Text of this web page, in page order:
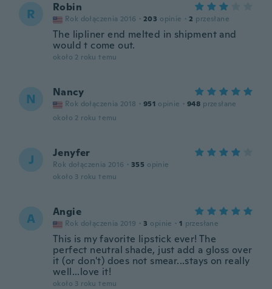
R Robin
Rok dołączenia 2016 · 203 opinie · 2 przesłane
The lipliner end melted in shipment and
would t come out.
około 2 roku temu
N Nancy
Rok dołączenia 2018 · 951 opinie · 948 przesłane
około 2 roku temu
J Jenyfer
Rok dołączenia 2016 · 355 opinie
około 3 roku temu
A Angie
Rok dołączenia 2019 · 3 opinie · 1 przesłane
This is my favorite lipstick ever! The
perfect neutral shade, just add a gloss over
it (or don't) does not smear...stays on really
well...love it!
około 3 roku temu